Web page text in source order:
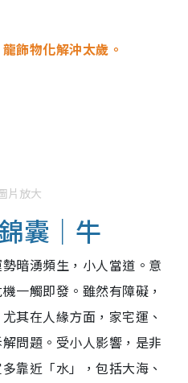
飾物化解沖太歲。
片放大
囊｜牛
暗湧頻生，小人當道。意
一觸即發。雖然有障礙，
其在人緣方面，家宅運、
問題。受小人影響，是非
靠近「水」，包括大海、